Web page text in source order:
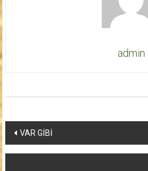
admin
Yazı
dolaşımı
VAR GİBİ